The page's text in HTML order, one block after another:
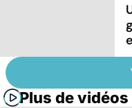
Plus de vidéos